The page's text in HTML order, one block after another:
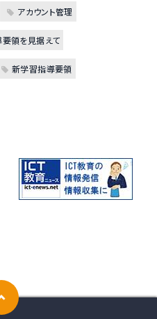
アカウント管理
領を見据えて
新学習指導要領